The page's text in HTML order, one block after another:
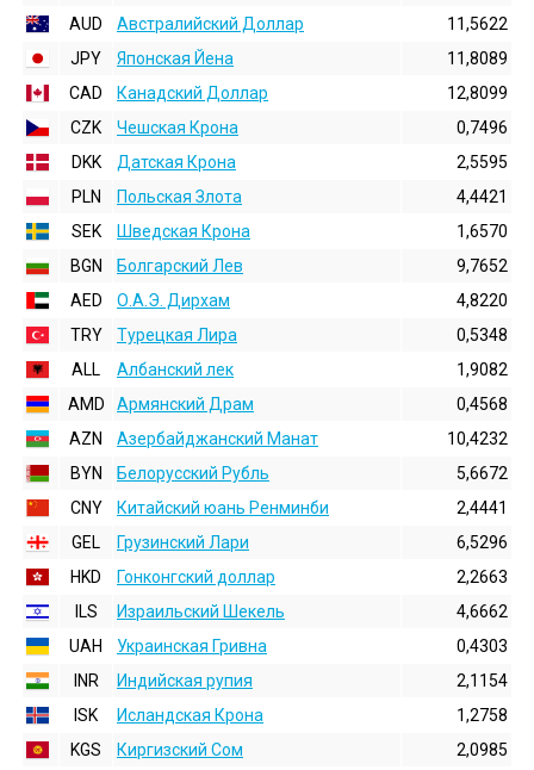
AUD
Австралийский Доллар
11,5622
JPY
Японская Йена
11,8089
CAD
Канадский Доллар
12,8099
CZK
Чешская Крона
0,7496
DKK
Датская Крона
2,5595
PLN
Польская Злота
4,4421
SEK
Шведская Крона
1,6570
BGN
Болгарский Лев
9,7652
AED
О.А.Э. Дирхам
4,8220
TRY
Турецкая Лира
0,5348
ALL
Албанский лек
1,9082
AMD
Армянский Драм
0,4568
AZN
Азербайджанский Манат
10,4232
BYN
Белорусский Рубль
5,6672
CNY
Китайский юань Ренминби
2,4441
GEL
Грузинский Лари
6,5296
HKD
Гонконгский доллаp
2,2663
ILS
Израильский Шекель
4,6662
UAH
Украинская Гривна
0,4303
INR
Индийская pупия
2,1154
ISK
Исландская Крона
1,2758
KGS
Киргизский Сом
2,0985